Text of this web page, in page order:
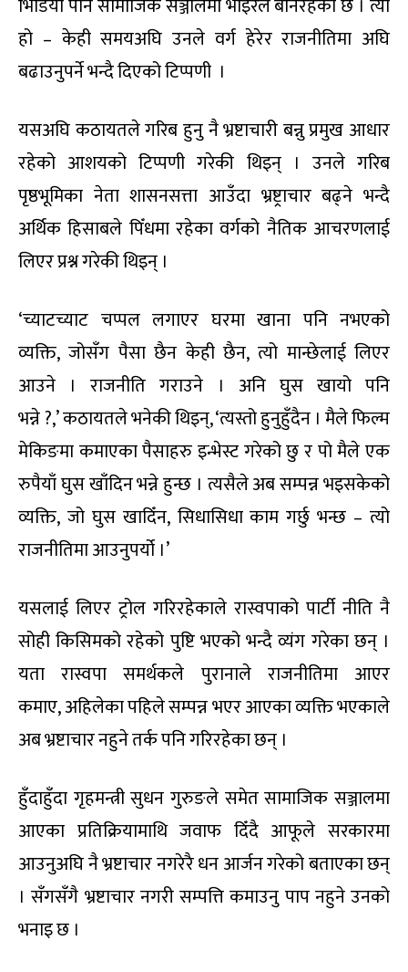
भिडियो पनि सामाजिक सञ्जालमा भाइरल बनिरहेको छ । त्यो
हो – केही समयअघि उनले वर्ग हेरेर राजनीतिमा अघि
बढाउनुपर्ने भन्दै दिएको टिप्पणी ।
यसअघि कठायतले गरिब हुनु नै भ्रष्टाचारी बन्नु प्रमुख आधार
रहेको आशयको टिप्पणी गरेकी थिइन् । उनले गरिब
पृष्ठभूमिका नेता शासनसत्ता आउँदा भ्रष्ट्राचार बढ्ने भन्दै
अर्थिक हिसाबले पिँधमा रहेका वर्गको नैतिक आचरणलाई
लिएर प्रश्न गरेकी थिइन् ।
‘च्याटच्याट चप्पल लगाएर घरमा खाना पनि नभएको
व्यक्ति, जोसँग पैसा छैन केही छैन, त्यो मान्छेलाई लिएर
आउने । राजनीति गराउने । अनि घुस खायो पनि
भन्ने ?,’ कठायतले भनेकी थिइन्, ‘त्यस्तो हुनुहुँदैन । मैले फिल्म
मेकिङमा कमाएका पैसाहरु इन्भेस्ट गरेको छु र पो मैले एक
रुपैयाँ घुस खाँदिन भन्ने हुन्छ । त्यसैले अब सम्पन्न भइसकेको
व्यक्ति, जो घुस खादिँन, सिधासिधा काम गर्छु भन्छ – त्यो
राजनीतिमा आउनुपर्यो ।’
यसलाई लिएर ट्रोल गरिरहेकाले रास्वपाको पार्टी नीति नै
सोही किसिमको रहेको पुष्टि भएको भन्दै व्यंग गरेका छन् ।
यता रास्वपा समर्थकले पुरानाले राजनीतिमा आएर
कमाए, अहिलेका पहिले सम्पन्न भएर आएका व्यक्ति भएकाले
अब भ्रष्टाचार नहुने तर्क पनि गरिरहेका छन् ।
हुँदाहुँदा गृहमन्त्री सुधन गुरुङले समेत सामाजिक सञ्जालमा
आएका प्रतिक्रियामाथि जवाफ दिँदै आफूले सरकारमा
आउनुअघि नै भ्रष्टाचार नगरेरै धन आर्जन गरेको बताएका छन्
। सँगसँगै भ्रष्टाचार नगरी सम्पत्ति कमाउनु पाप नहुने उनको
भनाइ छ ।